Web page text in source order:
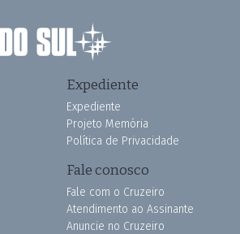
Expediente
Expediente
Projeto Memória
Política de Privacidade
Fale conosco
Fale com o Cruzeiro
Atendimento ao Assinante
Anuncie no Cruzeiro